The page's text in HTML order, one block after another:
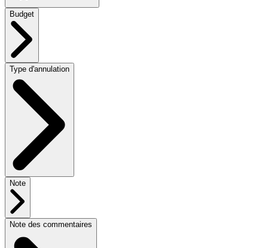
Budget
Type d'annulation
Note
Note des commentaires